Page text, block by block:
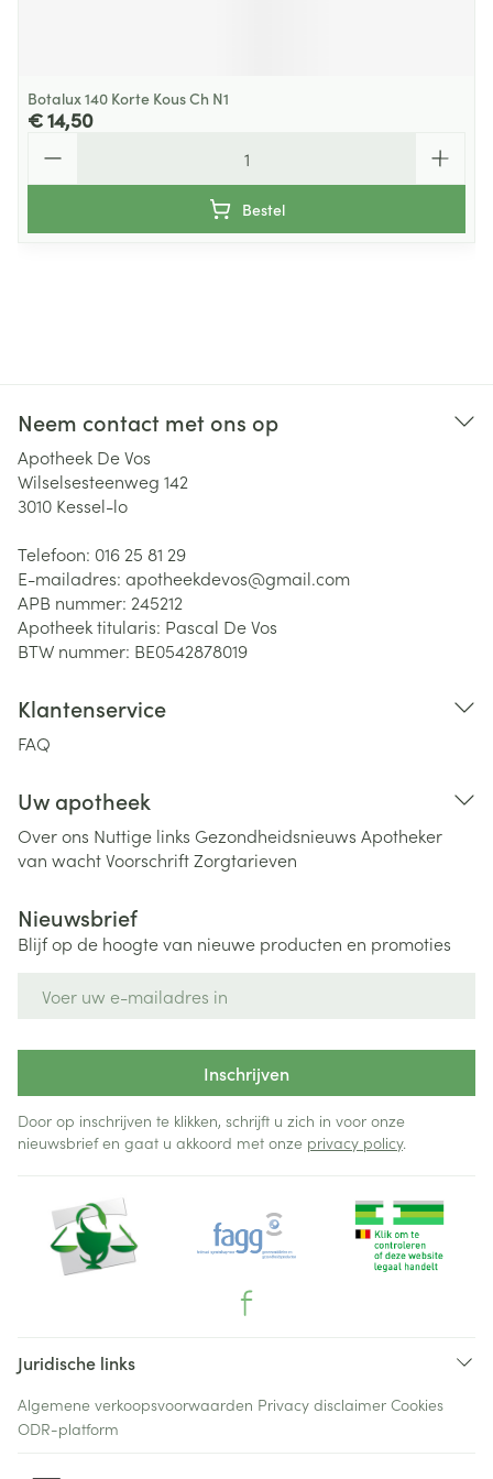
Botalux 140 Korte Kous Ch N1
€ 14,50
Bestel
Neem contact met ons op
Apotheek De Vos
Wilselsesteenweg 142
3010 Kessel-lo
Telefoon: 016 25 81 29
E-mailadres: apotheekdevos@gmail.com
APB nummer: 245212
Apotheek titularis: Pascal De Vos
BTW nummer: BE0542878019
Klantenservice
FAQ
Uw apotheek
Over ons Nuttige links Gezondheidsnieuws Apotheker
van wachtVoorschriftZorgtarieven
Nieuwsbrief
Blijf op de hoogte van nieuwe producten en promoties
Inschrijven
Door op inschrijven te klikken, schrijft u zich in voor onze
nieuwsbrief en gaat u akkoord met onze privacy policy.
Juridische links
Algemene verkoopsvoorwaarden Privacy disclaimer Cookies
ODR-platform